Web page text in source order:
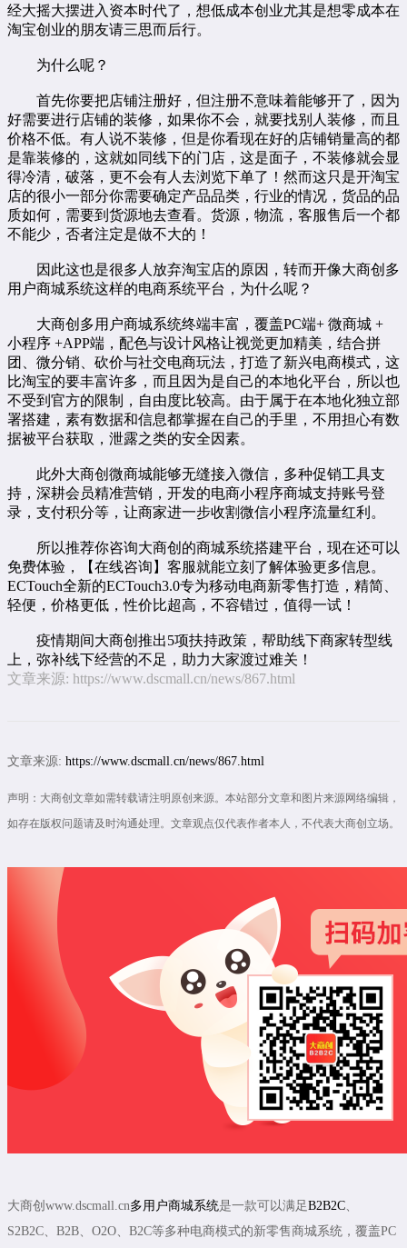
经大摇大摆进入资本时代了，想低成本创业尤其是想零成本在
淘宝创业的朋友请三思而后行。
为什么呢？
首先你要把店铺注册好，但注册不意味着能够开了，因为
好需要进行店铺的装修，如果你不会，就要找别人装修，而且
价格不低。有人说不装修，但是你看现在好的店铺销量高的都
是靠装修的，这就如同线下的门店，这是面子，不装修就会显
得冷清，破落，更不会有人去浏览下单了！然而这只是开淘宝
店的很小一部分你需要确定产品品类，行业的情况，货品的品
质如何，需要到货源地去查看。货源，物流，客服售后一个都
不能少，否者注定是做不大的！
因此这也是很多人放弃淘宝店的原因，转而开像大商创多
用户商城系统这样的电商系统平台，为什么呢？
大商创多用户商城系统终端丰富，覆盖PC端+ 微商城 +
小程序 +APP端，配色与设计风格让视觉更加精美，结合拼
团、微分销、砍价与社交电商玩法，打造了新兴电商模式，这
比淘宝的要丰富许多，而且因为是自己的本地化平台，所以也
不受到官方的限制，自由度比较高。由于属于在本地化独立部
署搭建，素有数据和信息都掌握在自己的手里，不用担心有数
据被平台获取，泄露之类的安全因素。
此外大商创微商城能够无缝接入微信，多种促销工具支
持，深耕会员精准营销，开发的电商小程序商城支持账号登
录，支付积分等，让商家进一步收割微信小程序流量红利。
所以推荐你咨询大商创的商城系统搭建平台，现在还可以
免费体验，【在线咨询 】客服就能立刻了解体验更多信息。
ECTouch全新的ECTouch3.0专为移动电商新零售打造，精简、
轻便，价格更低，性价比超高，不容错过，值得一试！
疫情期间大商创推出5项扶持政策，帮助线下商家转型线
上，弥补线下经营的不足，助力大家渡过难关！
文章来源: https://www.dscmall.cn/news/867.html
文章来源: https://www.dscmall.cn/news/867.html
声明：大商创文章如需转载请注明原创来源。本站部分文章和图片来源网络编辑，
如存在版权问题请及时沟通处理。文章观点仅代表作者本人，不代表大商创立场。
大商创www.dscmall.cn多用户商城系统是一款可以满足B2B2C
S2B2C、B2B、O2O、B2C等多种电商模式的新零售商城系统，覆盖PC